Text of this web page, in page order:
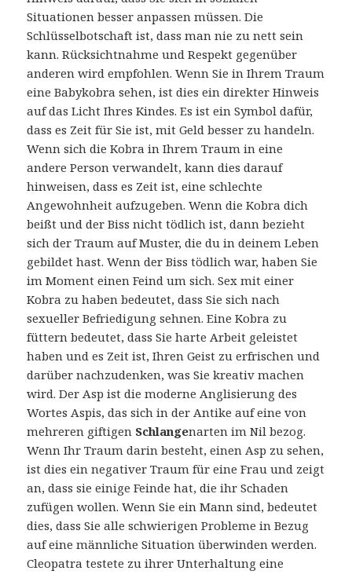
Situationen besser anpassen müssen. Die
Schlüsselbotschaft ist, dass man nie zu nett sein
kann. Rücksichtnahme und Respekt gegenüber
anderen wird empfohlen. Wenn Sie in Ihrem Traum
eine Babykobra sehen, ist dies ein direkter Hinweis
auf das Licht Ihres Kindes. Es ist ein Symbol dafür,
dass es Zeit für Sie ist, mit Geld besser zu handeln.
Wenn sich die Kobra in Ihrem Traum in eine
andere Person verwandelt, kann dies darauf
hinweisen, dass es Zeit ist, eine schlechte
Angewohnheit aufzugeben. Wenn die Kobra dich
beißt und der Biss nicht tödlich ist, dann bezieht
sich der Traum auf Muster, die du in deinem Leben
gebildet hast. Wenn der Biss tödlich war, haben Sie
im Moment einen Feind um sich. Sex mit einer
Kobra zu haben bedeutet, dass Sie sich nach
sexueller Befriedigung sehnen. Eine Kobra zu
füttern bedeutet, dass Sie harte Arbeit geleistet
haben und es Zeit ist, Ihren Geist zu erfrischen und
darüber nachzudenken, was Sie kreativ machen
wird. Der Asp ist die moderne Anglisierung des
Wortes Aspis, das sich in der Antike auf eine von
mehreren giftigen Schlangenarten im Nil bezog.
Wenn Ihr Traum darin besteht, einen Asp zu sehen,
ist dies ein negativer Traum für eine Frau und zeigt
an, dass sie einige Feinde hat, die ihr Schaden
zufügen wollen. Wenn Sie ein Mann sind, bedeutet
dies, dass Sie alle schwierigen Probleme in Bezug
auf eine männliche Situation überwinden werden.
Cleopatra testete zu ihrer Unterhaltung eine